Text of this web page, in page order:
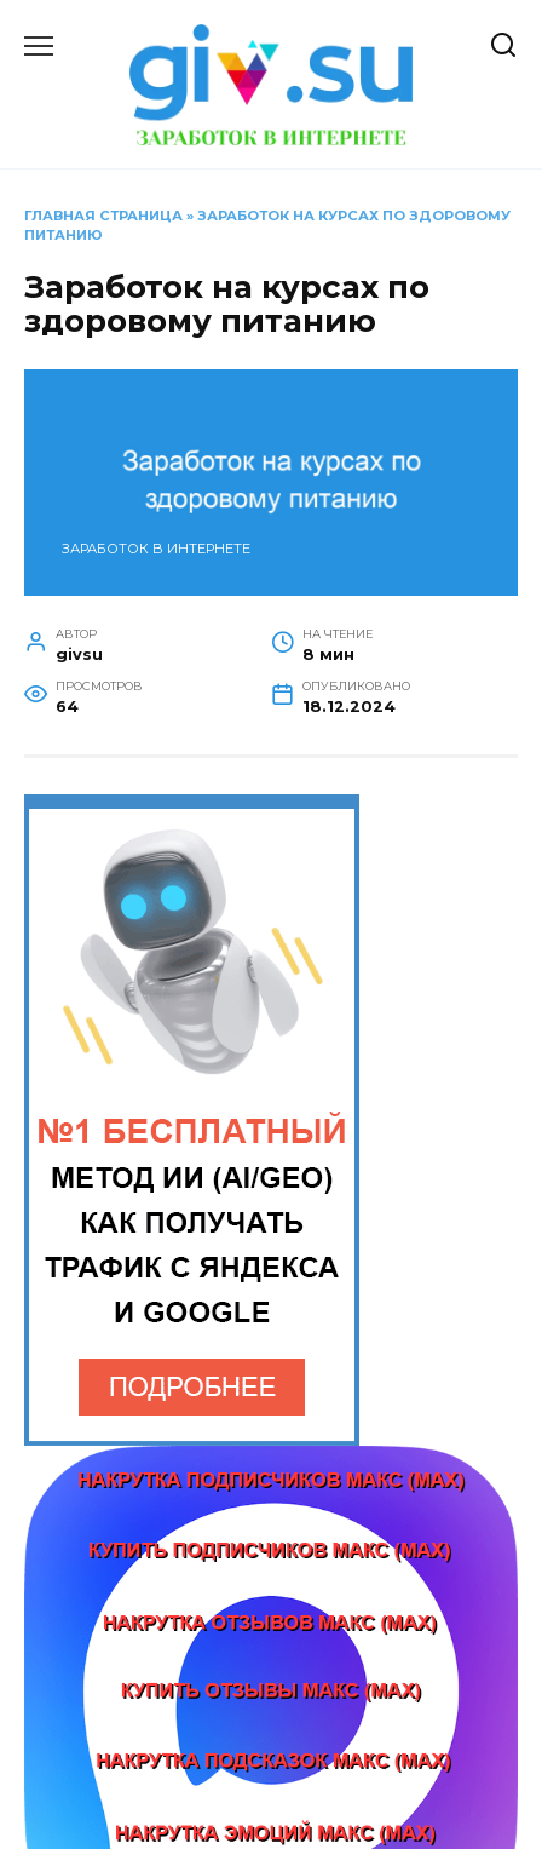
содержанию
ГЛАВНАЯ СТРАНИЦА » ЗАРАБОТОК НА КУРСАХ ПО ЗДОРОВОМУ
ПИТАНИЮ
Заработок на курсах по
здоровому питанию
ЗАРАБОТОК В ИНТЕРНЕТЕ
АВТОР
givsu
НА ЧТЕНИЕ
8 мин
ПРОСМОТРОВ
64
ОПУБЛИКОВАНО
18.12.2024